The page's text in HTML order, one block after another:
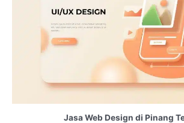
Jasa Web Design di Pinang